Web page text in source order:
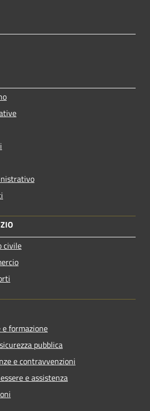
civile
e formazione
pubblica
e contravvenzioni
e assistenza